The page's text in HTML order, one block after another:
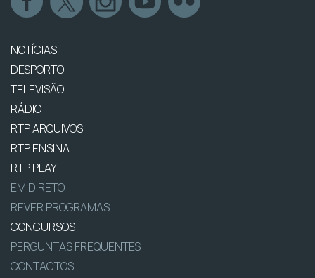
NOTÍCIAS
DESPORTO
TELEVISÃO
RÁDIO
RTP ARQUIVOS
RTP ENSINA
RTP PLAY
EM DIRETO
REVER PROGRAMAS
CONCURSOS
PERGUNTAS FREQUENTES
CONTACTOS